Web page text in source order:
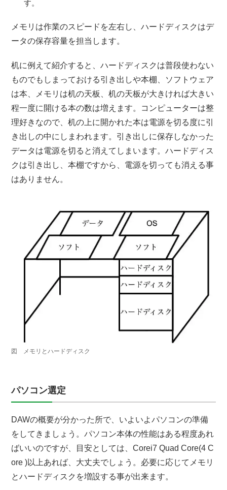
す。
メモリは作業のスピードを左右し、ハードディスクはデ
ータの保存容量を担当します。
机に例えて紹介すると、ハードディスクは普段使わない
ものでもしまっておける引き出しや本棚、ソフトウェア
は本、メモリは机の天板、机の天板が大きければ大きい
程一度に開ける本の数は増えます。コンピューターは整
理好きなので、机の上に開かれた本は電源を切る度に引
き出しの中にしまわれます。引き出しに保存しなかった
データは電源を切ると消えてしまいます。ハードディス
クは引き出し、本棚ですから、電源を切っても消える事
はありません。
図 メモリとハードディスク
パソコン選定
DAWの概要が分かった所で、いよいよパソコンの準備
をしてきましょう。パソコン本体の性能はある程度あれ
ばいいのですが、目安としては、Corei7 Quad Core(4 C
ore )以上あれば、大丈夫でしょう。必要に応じてメモリ
とハードディスクを増設する事が出来ます。